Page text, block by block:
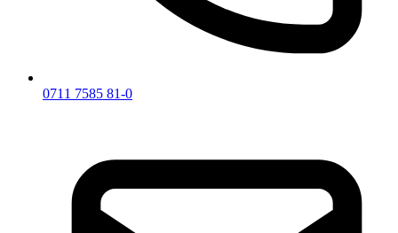
0711 7585 81-0